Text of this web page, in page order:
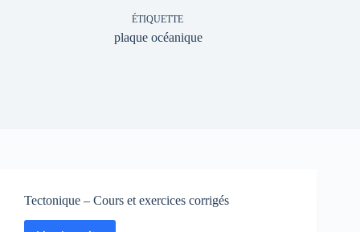
ÉTIQUETTE
plaque océanique
Tectonique – Cours et exercices corrigés